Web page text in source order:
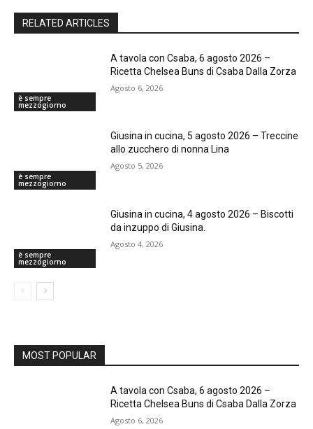
RELATED ARTICLES
è sempre
mezzogiorno
A tavola con Csaba, 6 agosto 2026 –
Ricetta Chelsea Buns di Csaba Dalla Zorza
Agosto 6, 2026
è sempre
mezzogiorno
Giusina in cucina, 5 agosto 2026 – Treccine
allo zucchero di nonna Lina
Agosto 5, 2026
è sempre
mezzogiorno
Giusina in cucina, 4 agosto 2026 – Biscotti
da inzuppo di Giusina.
Agosto 4, 2026
MOST POPULAR
A tavola con Csaba, 6 agosto 2026 –
Ricetta Chelsea Buns di Csaba Dalla Zorza
Agosto 6, 2026